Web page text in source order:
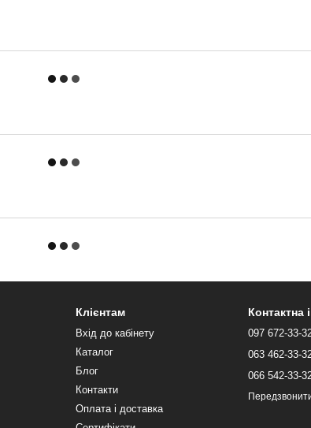
Клієнтам
Вхід до кабінету
Каталог
Блог
Контакти
Оплата і доставка
Контактна
097 672-33-
063 462-33-
066 542-33-